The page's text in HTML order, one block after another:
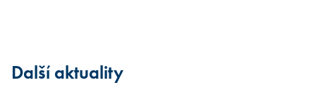
Další aktuality